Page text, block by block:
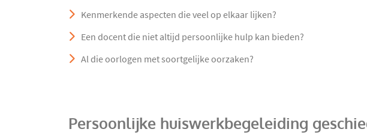
Kenmerkende aspecten die veel op elkaar lijken?
Een docent die niet altijd persoonlijke hulp kan bieden?
Al die oorlogen met soortgelijke oorzaken?
Persoonlijke huiswerkbegeleiding